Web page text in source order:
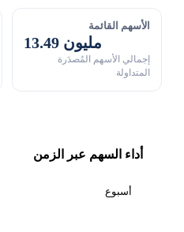
الأسهم القائمة
13.49 مليون
إجمالي الأسهم المُصدَرة
المتداولة
أداء السهم عبر الزمن
أسبوع